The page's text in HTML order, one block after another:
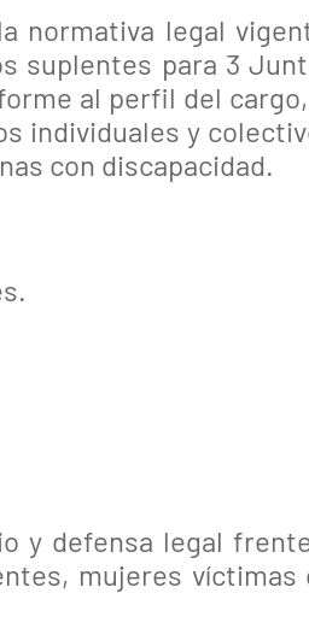
normativa legal
suplentes para 3
al perfil del
individuales y
con discapacidad.
y defensa legal
mujeres víctimas